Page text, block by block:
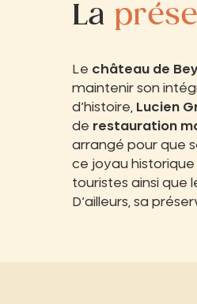
La
Le château de
maintenir son
d’histoire,
Lucien
de restauration
arrangé pour que
ce joyau historique
touristes ainsi que
D’ailleurs, sa